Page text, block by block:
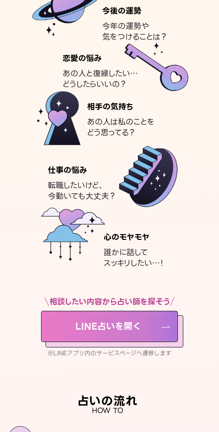
今後の運勢
今年の運勢や
気をつけることは？
恋愛の悩み
あの人と復縁したい…
どうしたらいいの？
相手の気持ち
あの人は私のことを
どう思ってる？
仕事の悩み
転職したいけど、
今動いても大丈夫？
心のモヤモヤ
誰かに話して
スッキリしたい…！
相談したい内容から占い師を探そう
LINE占いを開く
※LINEアプリ内のサービスページへ遷移します
占いの流れ
HOW TO